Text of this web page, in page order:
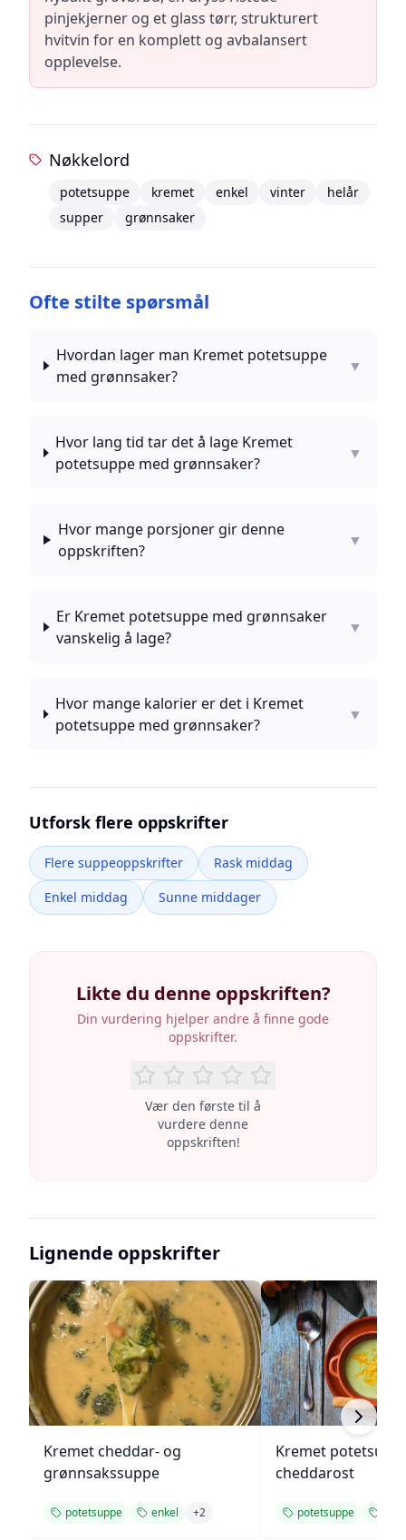
pinjekjerner og et glass tørr, strukturert
hvitvin for en komplett og avbalansert
opplevelse.
Nøkkelord
potetsuppe kremet enkel vinter
helår
supper
grønnsaker
Ofte stilte spørsmål
Hvordan lager man Kremet potetsuppe
med grønnsaker?
▼
Hvor lang tid tar det å lage Kremet
potetsuppe med grønnsaker?
▼
Hvor mange porsjoner gir denne
oppskriften?
▼
Er Kremet potetsuppe med grønnsaker
vanskelig å lage?
▼
Hvor mange kalorier er det i Kremet
potetsuppe med grønnsaker?
▼
Utforsk flere oppskrifter
Flere suppeoppskrifter
Rask middag
Enkel middag
Sunne middager
Likte du denne oppskriften?
Din vurdering hjelper andre å finne gode
oppskrifter.
Vær den første til å
vurdere denne
oppskriften!
Lignende oppskrifter
Kremet cheddar- og
grønnsakssuppe
potetsuppe enkel +2
Kremet
cheddarost
potetsuppe